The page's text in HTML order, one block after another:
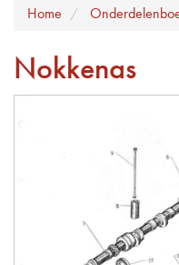
Home
Nokkenas